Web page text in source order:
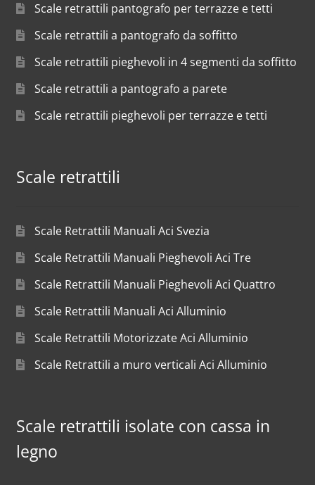
Scale retrattili pantografo per terrazze e tetti
Scale retrattili a pantografo da soffitto
Scale retrattili pieghevoli in 4 segmenti da soffitto
Scale retrattili a pantografo a parete
Scale retrattili pieghevoli per terrazze e tetti
Scale retrattili
Scale Retrattili Manuali Aci Svezia
Scale Retrattili Manuali Pieghevoli Aci Tre
Scale Retrattili Manuali Pieghevoli Aci Quattro
Scale Retrattili Manuali Aci Alluminio
Scale Retrattili Motorizzate Aci Alluminio
Scale Retrattili a muro verticali Aci Alluminio
Scale retrattili isolate con cassa in
legno